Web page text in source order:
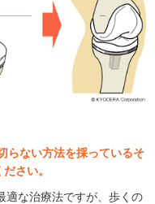
らない方法を採っているそ
さい。
適な治療法ですが、歩くの